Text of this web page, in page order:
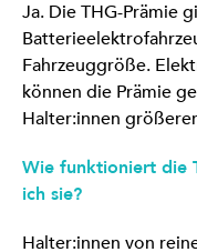
Ja. Die THG-Prämie
Fahrzeuggröße.
können die Prämie
Halter:innen
Wie funktioniert die
ich sie?
Halter:innen von